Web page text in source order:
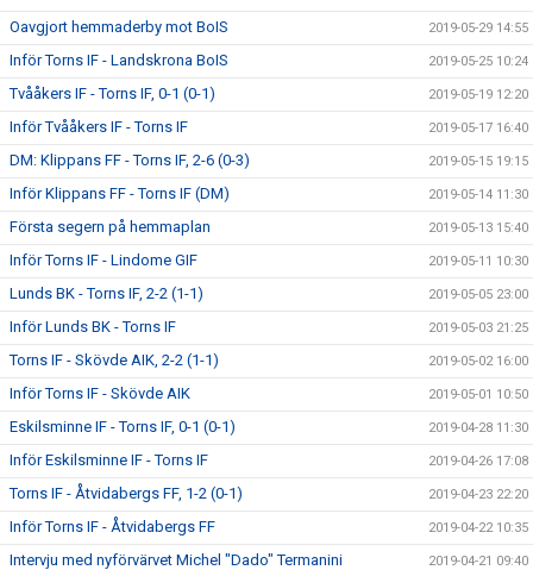
Oavgjort hemmaderby mot BoIS 2019-05-29 14:55
Inför Torns IF - Landskrona BoIS 2019-05-25 10:24
Tvååkers IF - Torns IF, 0-1 (0-1) 2019-05-19 12:20
Inför Tvååkers IF - Torns IF 2019-05-17 16:40
DM: Klippans FF - Torns IF, 2-6 (0-3) 2019-05-15 19:15
Inför Klippans FF - Torns IF (DM) 2019-05-14 11:30
Första segern på hemmaplan 2019-05-13 15:40
Inför Torns IF - Lindome GIF 2019-05-11 10:30
Lunds BK - Torns IF, 2-2 (1-1) 2019-05-05 23:00
Inför Lunds BK - Torns IF 2019-05-03 21:25
Torns IF - Skövde AIK, 2-2 (1-1) 2019-05-02 16:00
Inför Torns IF - Skövde AIK 2019-05-01 10:50
Eskilsminne IF - Torns IF, 0-1 (0-1) 2019-04-28 11:30
Inför Eskilsminne IF - Torns IF 2019-04-26 17:08
Torns IF - Åtvidabergs FF, 1-2 (0-1) 2019-04-23 22:20
Inför Torns IF - Åtvidabergs FF 2019-04-22 10:35
Intervju med nyförvärvet Michel "Dado" Termanini 2019-04-21 09:40